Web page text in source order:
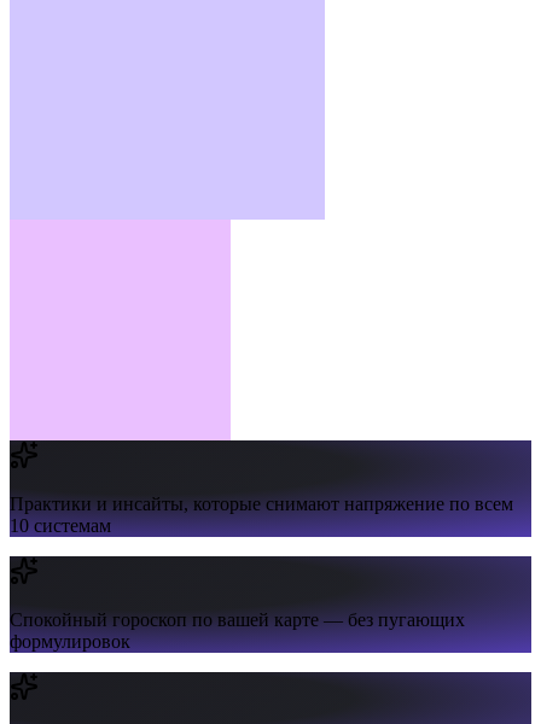
Практики и инсайты,которые снимают напряжение по всем
10 системам
Спокойный гороскоппо вашей карте — без пугающих
формулировок